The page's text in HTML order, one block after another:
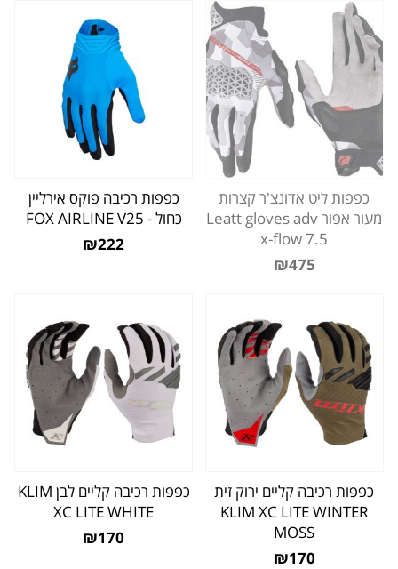
כפפות ליט אדונצ'ר קצרות
מעור אפור Leatt gloves adv
x-flow 7.5
₪475
כפפות רכיבה פוקס אירליין
כחול - FOX AIRLINE V25
₪222
כפפות רכיבה קליים ירוק זית
KLIM XC LITE WINTER
MOSS
₪170
כפפות רכיבה קליים לבן KLIM
XC LITE WHITE
₪170